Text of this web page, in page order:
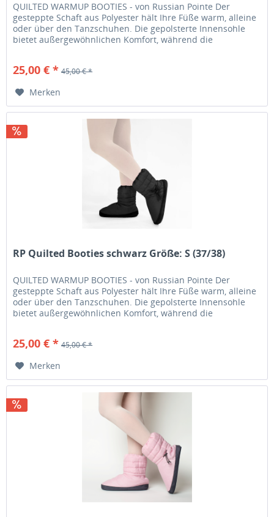
QUILTED WARMUP BOOTIES - von Russian Pointe Der
gesteppte Schaft aus Polyester hält Ihre Füße warm, alleine
oder über den Tanzschuhen. Die gepolsterte Innensohle
bietet außergewöhnlichen Komfort, während die
25,00 € * 45,00 € *
Merken
RP Quilted Booties schwarz Größe: S (37/38)
QUILTED WARMUP BOOTIES - von Russian Pointe Der
gesteppte Schaft aus Polyester hält Ihre Füße warm, alleine
oder über den Tanzschuhen. Die gepolsterte Innensohle
bietet außergewöhnlichen Komfort, während die
25,00 € * 45,00 € *
Merken